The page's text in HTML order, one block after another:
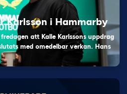
Karlsson i Hammarby
att Kalle Karlssons uppdrag
med omedelbar verkan. Hans